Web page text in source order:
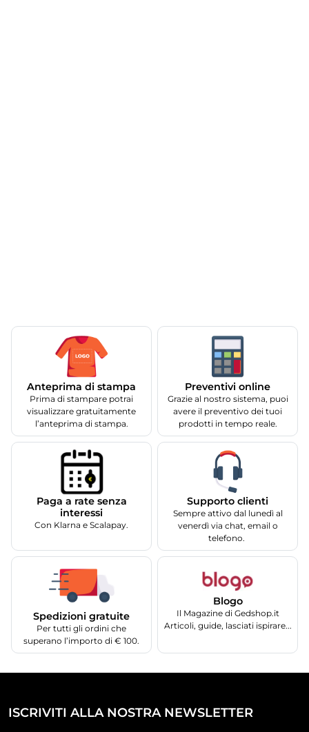
Anteprima di stampa
Prima di stampare potrai
visualizzare gratuitamente
l’anteprima di stampa.
Preventivi online
Grazie al nostro sistema, puoi
avere il preventivo dei tuoi
prodotti in tempo reale.
Paga a rate senza
interessi
Con Klarna e Scalapay.
Supporto clienti
Sempre attivo dal lunedì al
venerdì via chat, email o
telefono.
Spedizioni gratuite
Per tutti gli ordini che
superano l’importo di € 100.
Blogo
Il Magazine di Gedshop.it
Articoli, guide, lasciati ispirare...
ISCRIVITI ALLA NOSTRA NEWSLETTER